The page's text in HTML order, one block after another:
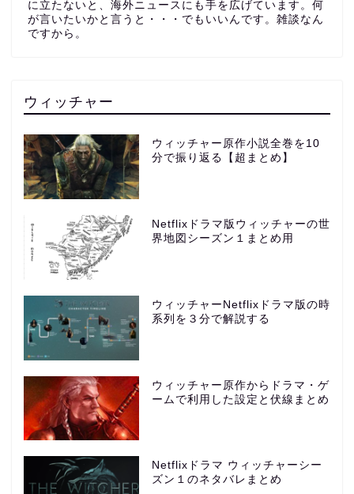
に立たないと、海外ニュースにも手を広げています。何
が言いたいかと言うと・・・でもいいんです。雑談なん
ですから。
ウィッチャー
ウィッチャー原作小説全巻を10
分で振り返る【超まとめ】
Netflixドラマ版ウィッチャーの世
界地図シーズン１まとめ用
ウィッチャーNetflixドラマ版の時
系列を３分で解説する
ウィッチャー原作からドラマ・ゲ
ームで利用した設定と伏線まとめ
Netflixドラマ ウィッチャーシー
ズン１のネタバレまとめ